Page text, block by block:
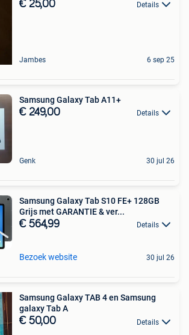
€ 25,00 Details
Jambes 6 sep 25
Samsung Galaxy Tab A11+
€ 249,00 Details
Genk 30 jul 26
Samsung Galaxy Tab S10 FE+ 128GB
Grijs met GARANTIE & ver...
€ 564,99 Details
Bezoek website 30 jul 26
Samsung Galaxy TAB 4 en Samsung
galaxy Tab A
€ 50,00 Details